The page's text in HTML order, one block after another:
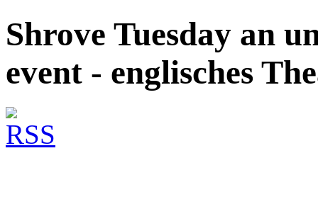
Shrove Tuesday an
event - englisches